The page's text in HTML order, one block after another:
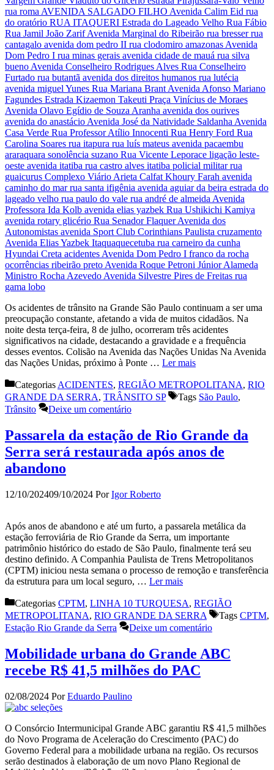
Os acidentes de trânsito na Grande São Paulo continuam a ser uma
preocupação constante, afetando a vida de muitos cidadãos. Na
noite desta terça-feira, 8 de julho, ocorreram três acidentes
significativos na cidade, destacando a gravidade e a frequência
desses eventos. Colisão na Avenida das Nações Unidas Na Avenida
das Nações Unidas, próximo à Ponte … Ler mais
Categorias ACIDENTES, REGIÃO METROPOLITANA, RIO
GRANDE DA SERRA, TRÂNSITO SP Tags São Paulo,
Trânsito
Deixe um comentário
Passarela da estação de Rio Grande da
Serra será restaurada após anos de
abandono
12/10/202409/10/2024 PorIgor Roberto
Após anos de abandono e até um furto, a passarela metálica da
estação ferroviária de Rio Grande da Serra, um importante
patrimônio histórico do estado de São Paulo, finalmente terá seu
destino definido. A Companhia Paulista de Trens Metropolitanos
(CPTM) iniciou nesta semana o processo de remoção e transferência
da estrutura para um local seguro, … Ler mais
Categorias CPTM, LINHA 10 TURQUESA, REGIÃO
METROPOLITANA, RIO GRANDE DA SERRA Tags CPTM,
Estação Rio Grande da Serra
Deixe um comentário
Mobilidade urbana do Grande ABC
recebe R$ 41,5 milhões do PAC
02/08/2024 PorEduardo Paulino
O Consórcio Intermunicipal Grande ABC garantiu R$ 41,5 milhões
do Novo Programa de Aceleração do Crescimento (PAC) do
Governo Federal para a mobilidade urbana na região. Os recursos
serão destinados à elaboração de um novo Plano Regional de